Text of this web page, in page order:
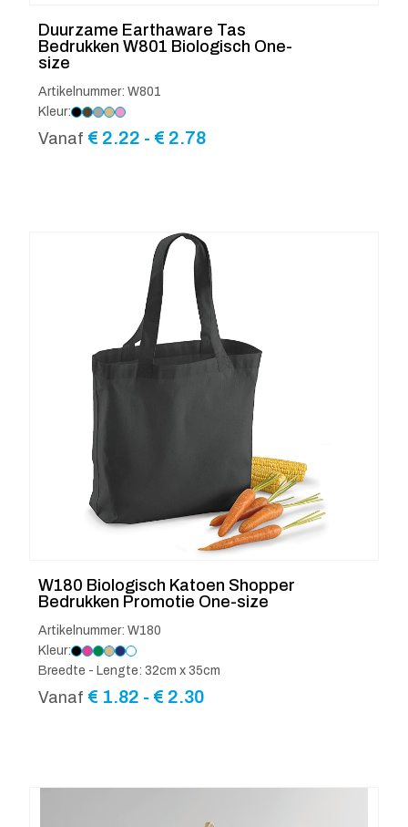
Duurzame Earthaware Tas
Bedrukken W801 Biologisch One-
size
Artikelnummer: W801
Kleur:
Vanaf € 2.22 - € 2.78Prijsklasse:
W180 Biologisch Katoen Shopper
Bedrukken Promotie One-size
Artikelnummer: W180
Kleur:
Breedte - Lengte: 32cm x 35cm
Vanaf € 1.82 - € 2.30